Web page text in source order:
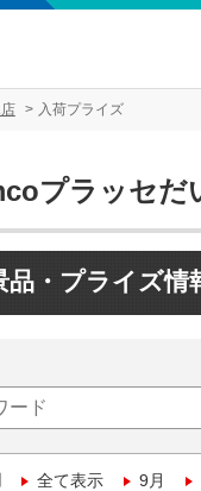
入荷プライズ
プラッセだ
品・プライズ情
全て表示 9月